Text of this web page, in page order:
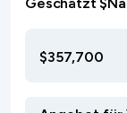
$357,700